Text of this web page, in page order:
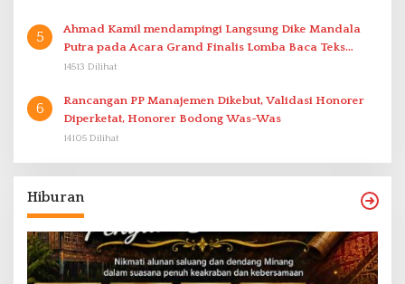
5
Ahmad Kamil mendampingi Langsung Dike Mandala
Putra pada Acara Grand Finalis Lomba Baca Teks
Proklamasi Mirip Bung Karno di Bali
14513 Dilihat
6
Rancangan PP Manajemen Dikebut, Validasi Honorer
Diperketat, Honorer Bodong Was-Was
14105 Dilihat
Hiburan